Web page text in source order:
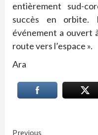
entièrement sud-
succès en orbite.
événement a ouvert
route vers l’espace ».
Ara
Previous